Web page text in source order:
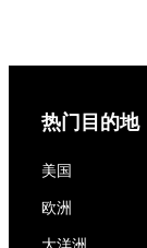
热门目的地
美国
欧洲